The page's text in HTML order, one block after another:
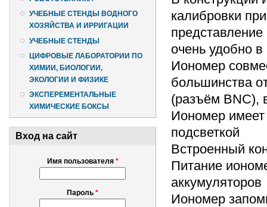
УЧЕБНЫЕ СТЕНДЫ ВОДНОГО
ХОЗЯЙСТВА И ИРРИГАЦИИ
УЧЕБНЫЕ СТЕНДЫ
ЦИФРОВЫЕ ЛАБОРАТОРИИ ПО
ХИМИИ, БИОЛОГИИ,
ЭКОЛОГИИ И ФИЗИКЕ
ЭКСПЕРЕМЕНТАЛЬНЫЕ
ХИМИЧЕСКИЕ БОКСЫ
Вход на сайт
Имя пользователя *
Пароль *
калибровки
представление
очень удобно
Иономер
большинства
(разъём BNC),
Иономер имеет
подсветкой
Встроенный
Питание
аккумуляторов
Иономер